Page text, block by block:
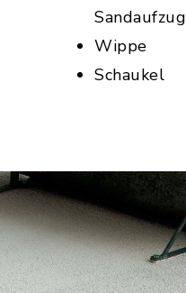
Sandaufzug
Wippe
Schaukel